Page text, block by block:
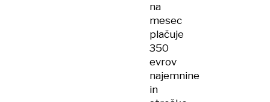
na
mesec
plačuje
350
evrov
najemnine
in